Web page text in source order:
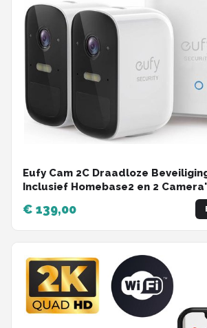
Eufy Cam 2C Draadloze
Inclusief Homebase2 en 2
€ 139,00